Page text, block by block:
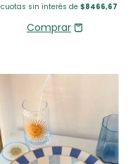
cuotas sin interés de $8466,67